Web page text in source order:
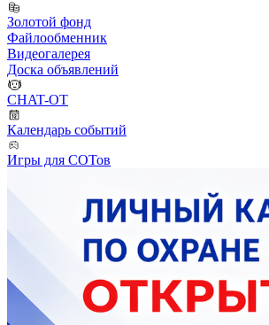
Золотой фонд
Файлообменник
Видеогалерея
Доска объявлений
CHAT-OT
Календарь событий
Игры для СОТов